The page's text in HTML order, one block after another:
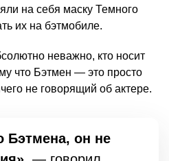
на себя маску Темного
их на бэтмобиле.
неважно, кто носит
что Бэтмен — это просто
не говорящий об актере.
Бэтмена, он не